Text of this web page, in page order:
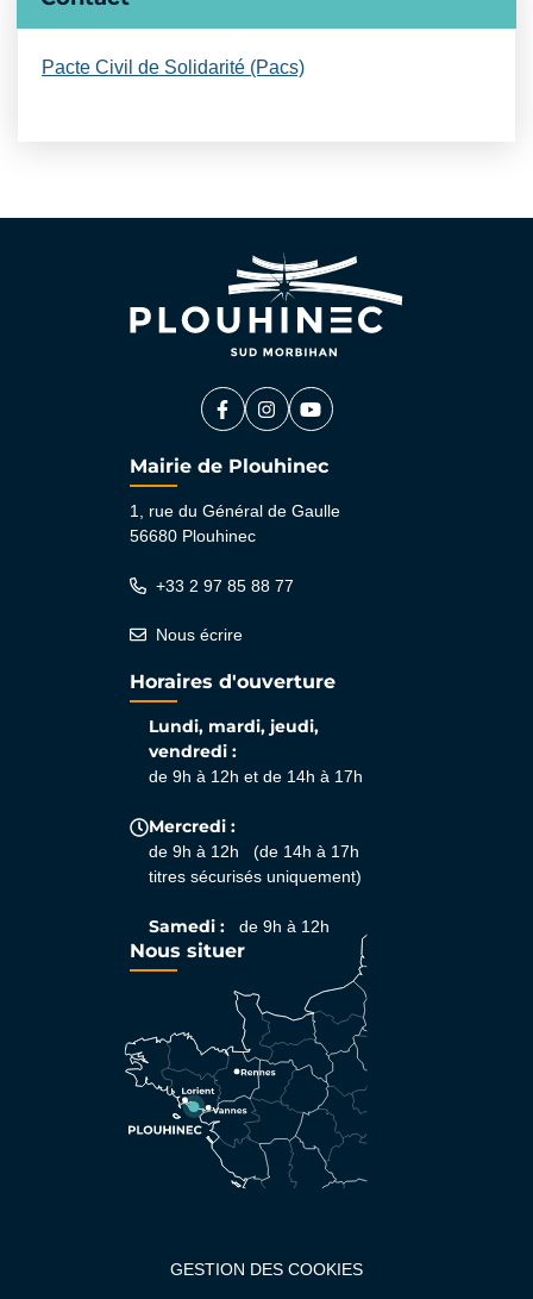
Pacte Civil de Solidarité (Pacs)
Facebook
(ouverture dans un nouvel onglet)
Instagram
(ouverture dans un nouvel
YouTube
(ouverture dans un
Mairie de Plouhinec
1, rue du Général de Gaulle
56680 Plouhinec
+33 2 97 85 88 77
Nous écrire
Horaires d'ouverture
Lundi, mardi, jeudi,
vendredi :
de 9h à 12h et de 14h à 17h
Mercredi :
de 9h à 12h (de 14h à 17h
titres sécurisés uniquement)
Samedi : de 9h à 12h
Nous situer
GESTION DES COOKIES